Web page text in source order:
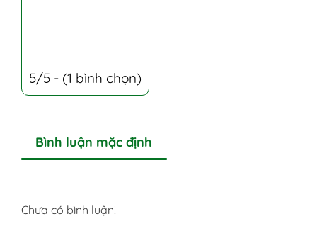
5/5 - (1 bình chọn)
Bình luận mặc định
Chưa có bình luận!